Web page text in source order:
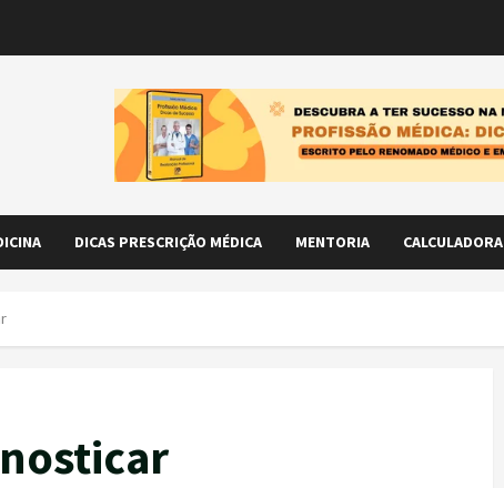
DICAS PRESCRIÇÃO MÉDICA MENTORIA CALCULADORA